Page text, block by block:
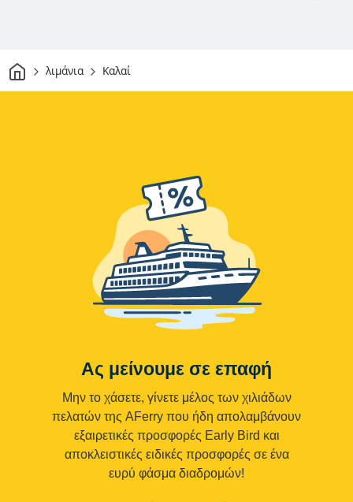
Σπίτιλιμάνια Καλαί
Ας μείνουμε σε επαφή
Μην το χάσετε, γίνετε μέλος των χιλιάδων
πελατών της AFerry που ήδη απολαμβάνουν
εξαιρετικές προσφορές Early Bird και
αποκλειστικές ειδικές προσφορές σε ένα
ευρύ φάσμα διαδρομών!